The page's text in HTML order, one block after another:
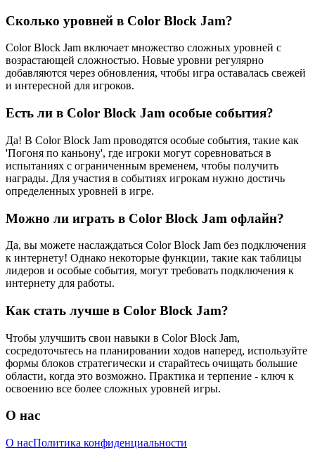
Сколько уровней в Color Block Jam?
Color Block Jam включает множество сложных уровней с
возрастающей сложностью. Новые уровни регулярно
добавляются через обновления, чтобы игра оставалась свежей
и интересной для игроков.
Есть ли в Color Block Jam особые события?
Да! В Color Block Jam проводятся особые события, такие как
'Погоня по каньону', где игроки могут соревноваться в
испытаниях с ограниченным временем, чтобы получить
награды. Для участия в событиях игрокам нужно достичь
определенных уровней в игре.
Можно ли играть в Color Block Jam офлайн?
Да, вы можете наслаждаться Color Block Jam без подключения
к интернету! Однако некоторые функции, такие как таблицы
лидеров и особые события, могут требовать подключения к
интернету для работы.
Как стать лучше в Color Block Jam?
Чтобы улучшить свои навыки в Color Block Jam,
сосредоточьтесь на планировании ходов наперед, используйте
формы блоков стратегически и старайтесь очищать большие
области, когда это возможно. Практика и терпение - ключ к
освоению все более сложных уровней игры.
О нас
О насПолитика конфиденциальности